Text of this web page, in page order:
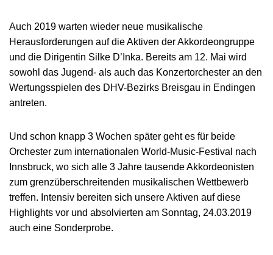
Auch 2019 warten wieder neue musikalische
Herausforderungen auf die Aktiven der Akkordeongruppe
und die Dirigentin Silke D’Inka. Bereits am 12. Mai wird
sowohl das Jugend- als auch das Konzertorchester an den
Wertungsspielen des DHV-Bezirks Breisgau in Endingen
antreten.
Und schon knapp 3 Wochen später geht es für beide
Orchester zum internationalen World-Music-Festival nach
Innsbruck, wo sich alle 3 Jahre tausende Akkordeonisten
zum grenzüberschreitenden musikalischen Wettbewerb
treffen. Intensiv bereiten sich unsere Aktiven auf diese
Highlights vor und absolvierten am Sonntag, 24.03.2019
auch eine Sonderprobe.